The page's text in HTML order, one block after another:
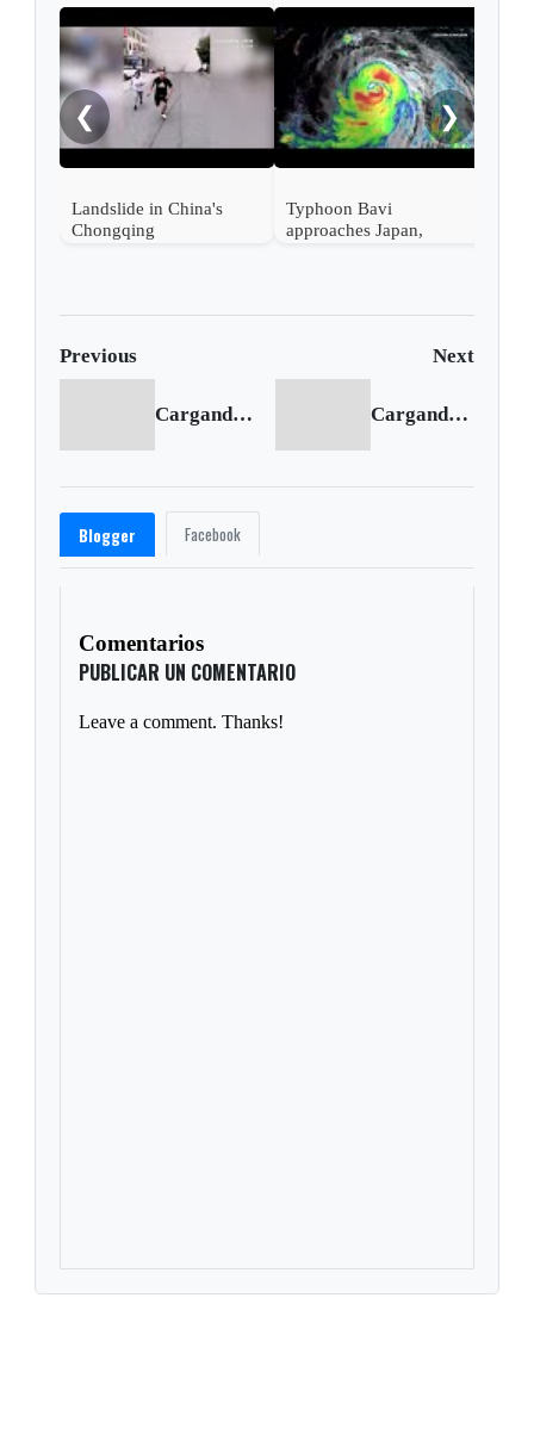
❮
Landslide in China's
Chongqing
Typhoon Bavi
approaches Japan,
❯
Previous Next
Cargando anterior... Cargando siguiente...
Blogger Facebook
Comentarios
PUBLICAR UN COMENTARIO
Leave a comment. Thanks!